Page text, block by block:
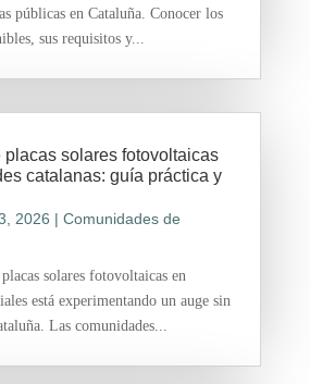
públicas en Cataluña. Conocer los
sus requisitos y...
placas solares fotovoltaicas
catalanas: guía práctica y
2026 | Comunidades de
solares fotovoltaicas en
está experimentando un auge sin
Las comunidades...